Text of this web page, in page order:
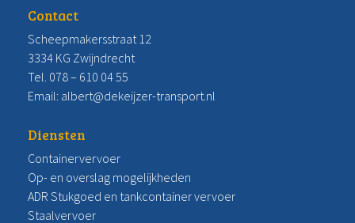
Contact
Scheepmakersstraat 12
3334 KG Zwijndrecht
Tel. 078 – 610 04 55
Email: albert@dekeijzer-transport.nl
Diensten
Containervervoer
Op- en overslag mogelijkheden
ADR Stukgoed en tankcontainer vervoer
Staalvervoer